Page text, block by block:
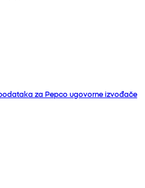
za Pepco ugovorne izvođače